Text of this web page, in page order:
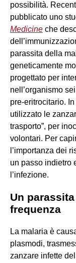
possibilità.
pubblicato uno
Medicine che
parassita della
geneticamente
progettato per
nell’organismo
pre-eritrocitario.
utilizzato le
trasporto”, per
volontari. Per
l’importanza dei
un passo indietro
l’infezione.
Un
frequenza
La malaria è
plasmodi,
zanzare infette